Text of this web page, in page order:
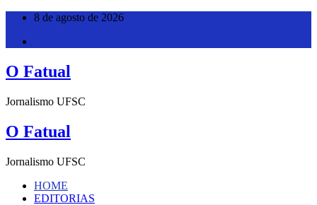
Pular
8 de agosto de 2026
O Fatual
Jornalismo UFSC
O Fatual
Jornalismo UFSC
HOME
EDITORIAS